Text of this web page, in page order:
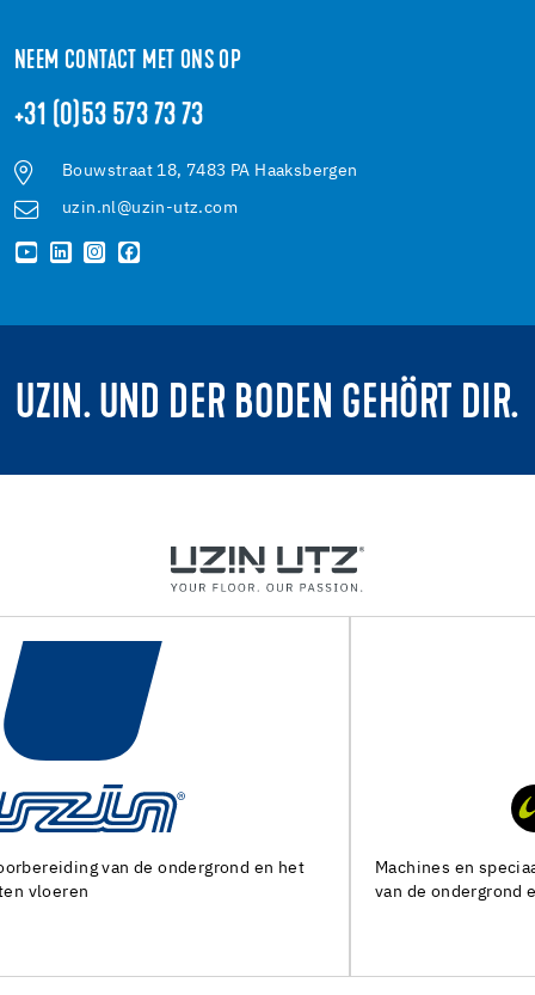
NEEM CONTACT MET ONS OP
+31 (0)53 573 73 73
Bouwstraat 18, 7483 PA Haaksbergen
uzin.nl@uzin-utz.com
UZIN. UND DER BODEN GEHÖRT DIR.
Machines en speciaal gereedschap voor de voorbereiding
van de ondergrond en het leggen van alle soorten bedekking